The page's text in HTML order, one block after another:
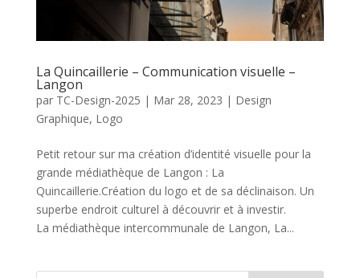
La Quincaillerie – Communication visuelle –
Langon
par TC-Design-2025 | Mar 28, 2023 | Design
Graphique, Logo
Petit retour sur ma création d’identité visuelle pour la
grande médiathèque de Langon : La
Quincaillerie.Création du logo et de sa déclinaison. Un
superbe endroit culturel à découvrir et à investir.
La médiathèque intercommunale de Langon, La...